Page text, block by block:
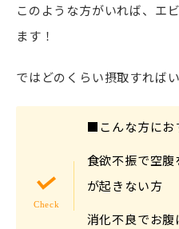
このような方がいれば、エ
ます！
ではどのくらい摂取すれば
■こんな方にお
食欲不振で空
が起きない方
消化不良でお